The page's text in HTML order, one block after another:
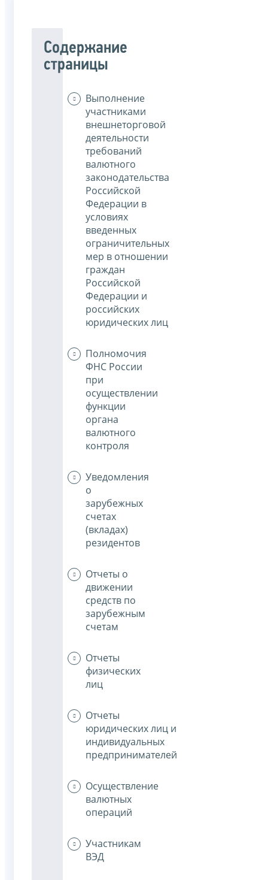
Содержание
страницы
Выполнение
участниками
внешнеторговой
деятельности
требований
валютного
законодательства
Российской
Федерации в
условиях
введенных
ограничительных
мер в отношении
граждан
Российской
Федерации и
российских
юридических лиц
Полномочия
ФНС России
при
осуществлении
функции
органа
валютного
контроля
Уведомления
о
зарубежных
счетах
(вкладах)
резидентов
Отчеты о
движении
средств по
зарубежным
счетам
Отчеты
физических
лиц
Отчеты
юридических лиц и
индивидуальных
предпринимателей
Осуществление
валютных
операций
Участникам
ВЭД